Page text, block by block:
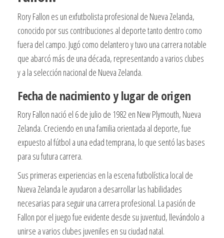
Rory Fallon es un exfutbolista profesional de Nueva Zelanda,
conocido por sus contribuciones al deporte tanto dentro como
fuera del campo. Jugó como delantero y tuvo una carrera notable
que abarcó más de una década, representando a varios clubes
y a la selección nacional de Nueva Zelanda.
Fecha de nacimiento y lugar de origen
Rory Fallon nació el 6 de julio de 1982 en New Plymouth, Nueva
Zelanda. Creciendo en una familia orientada al deporte, fue
expuesto al fútbol a una edad temprana, lo que sentó las bases
para su futura carrera.
Sus primeras experiencias en la escena futbolística local de
Nueva Zelanda le ayudaron a desarrollar las habilidades
necesarias para seguir una carrera profesional. La pasión de
Fallon por el juego fue evidente desde su juventud, llevándolo a
unirse a varios clubes juveniles en su ciudad natal.